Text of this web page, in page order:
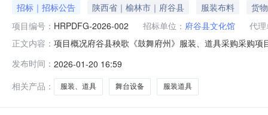
招标｜招标公告 陕西省｜榆林市｜府谷县 服装布料
货物
项目编号： HRPDFG-2026-002 招标单位： 府谷县文化馆
代
正文内容： 项目概况府谷县秧歌《鼓舞府州》服装、道具采购采购
金额：412,050.00元采购需求：合同包1(府谷县秧歌《
发布时间： 2026-01-20 16:59
相关产品：
服装、道具 舞台设备 服装道具